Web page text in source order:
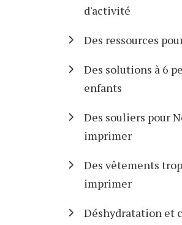
d'activité
Des ressources
Des solutions à 6
enfants
Des souliers pour
imprimer
Des vêtements
imprimer
Déshydratation et